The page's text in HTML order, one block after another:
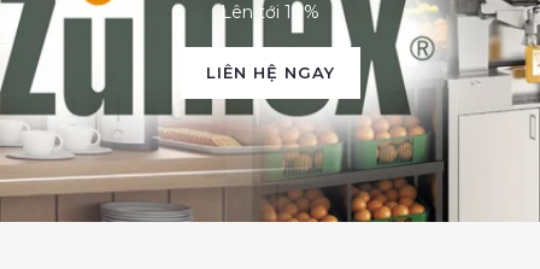
Lên tới 10%
LIÊN HỆ NGAY